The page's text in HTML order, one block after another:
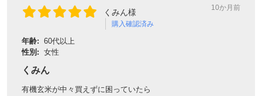
くみん様
購入確認済み
10か月前
年齢: 60代以上
性別: 女性
くみん
有機玄米が中々買えずに困っていたら